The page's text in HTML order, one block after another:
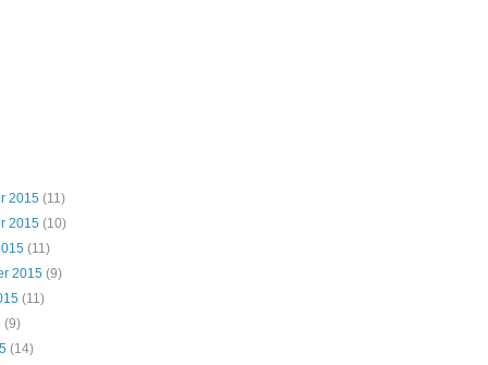
2015 (11)
2015 (10)
(11)
2015 (9)
(11)
(9)
(14)